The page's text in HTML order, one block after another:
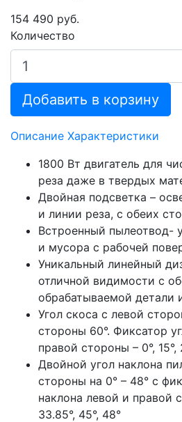
154 490 руб.
Количество
Добавить в корзину
Описание Характеристики
1800 Вт двигатель для
реза даже в твердых
Двойная подсветка –
и линии реза, с обеих
Встроенный пылеотвод-
и мусора с рабочей
Уникальный линейный
отличной видимости с
обрабатываемой детали
Угол скоса с левой
стороны 60°. Фиксатор
правой стороны – 0°, 15°,
Двойной угол наклона
стороны на 0° – 48° с
наклона левой и правой
33.85°, 45°, 48°